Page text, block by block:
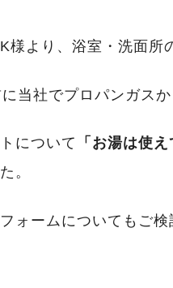
様より、浴室・洗面
当社でプロパンガス
について
「お湯は使
。
ォームについてもご